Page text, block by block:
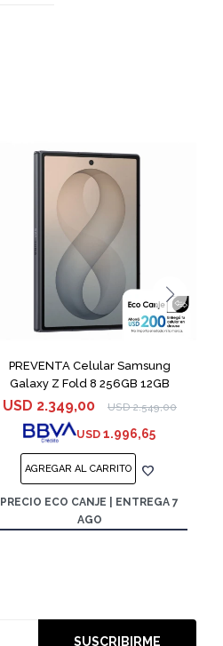
PREVENTA Celular Samsung
Galaxy Z Fold 8 256GB 12GB
Graphite
USD 2.349,00 USD 2.549,00
USD 1.996,65
PRECIO ECO CANJE | ENTREGA 7
AGO
COMPARAR
SUSCRIBIRME